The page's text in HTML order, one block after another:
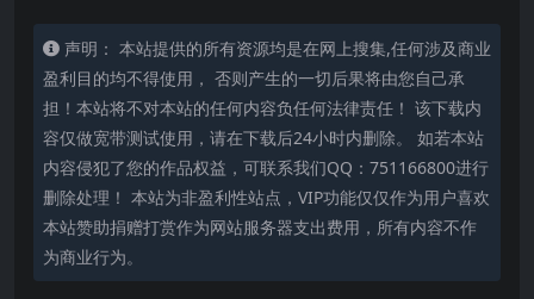
声明： 本站提供的所有资源均是在网上搜集,任何涉及商业
盈利目的均不得使用， 否则产生的一切后果将由您自己承
担！本站将不对本站的任何内容负任何法律责任！ 该下载内
容仅做宽带测试使用，请在下载后24小时内删除。 如若本站
内容侵犯了您的作品权益，可联系我们QQ：751166800进行
删除处理！ 本站为非盈利性站点，VIP功能仅仅作为用户喜欢
本站赞助捐赠打赏作为网站服务器支出费用，所有内容不作
为商业行为。